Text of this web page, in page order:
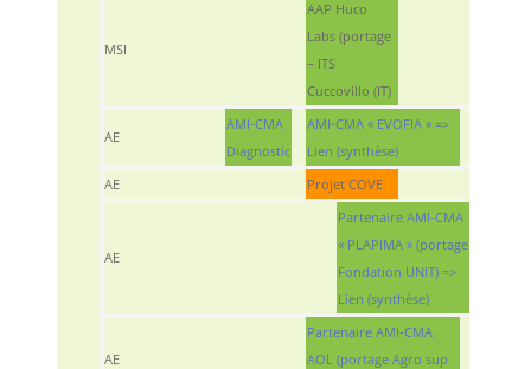
MSI
AAP Huco
Labs (portage
– ITS
Cuccovillo (IT)
AE
AMI-CMA
Diagnostic
AMI-CMA « EVOFIA » =>
Lien (synthèse)
AE
Projet COVE
AE
Partenaire AMI-CMA
« PLAPIMA » (portage
Fondation UNIT) =>
Lien (synthèse)
AE
Partenaire AMI-CMA
AOL (portage Agro sup